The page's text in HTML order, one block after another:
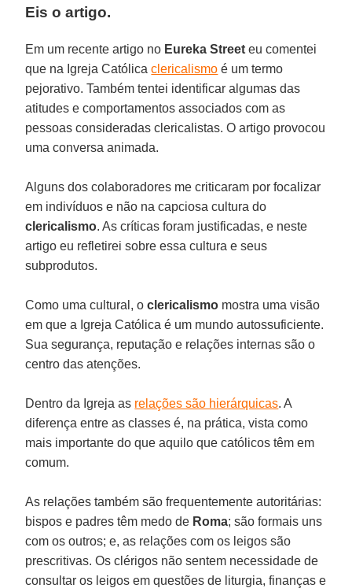
Eis o artigo.
Em um recente artigo no Eureka Street eu comentei
que na Igreja Católicaclericalismo é um termo
pejorativo. Também tentei identificar algumas das
atitudes e comportamentos associados com as
pessoas consideradas clericalistas. O artigo provocou
uma conversa animada.
Alguns dos colaboradores me criticaram por focalizar
em indivíduos e não na capciosa cultura do
clericalismo. As críticas foram justificadas, e neste
artigo eu refletirei sobre essa cultura e seus
subprodutos.
Como uma cultural, oclericalismo mostra uma visão
em que a Igreja Católica é um mundo autossuficiente.
Sua segurança, reputação e relações internas são o
centro das atenções.
Dentro da Igreja as relações são hierárquicas. A
diferença entre as classes é, na prática, vista como
mais importante do que aquilo que católicos têm em
comum.
As relações também são frequentemente autoritárias:
bispos e padres têm medo de Roma; são formais uns
com os outros; e, as relações com os leigos são
prescritivas. Os clérigos não sentem necessidade de
consultar os leigos em questões de liturgia, finanças e